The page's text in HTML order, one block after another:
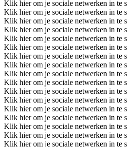
Klik hier om je sociale netwerken in te
Klik hier om je sociale netwerken in te
Klik hier om je sociale netwerken in te
Klik hier om je sociale netwerken in te
Klik hier om je sociale netwerken in te
Klik hier om je sociale netwerken in te
Klik hier om je sociale netwerken in te
Klik hier om je sociale netwerken in te
Klik hier om je sociale netwerken in te
Klik hier om je sociale netwerken in te
Klik hier om je sociale netwerken in te
Klik hier om je sociale netwerken in te
Klik hier om je sociale netwerken in te
Klik hier om je sociale netwerken in te
Klik hier om je sociale netwerken in te
Klik hier om je sociale netwerken in te
Klik hier om je sociale netwerken in te